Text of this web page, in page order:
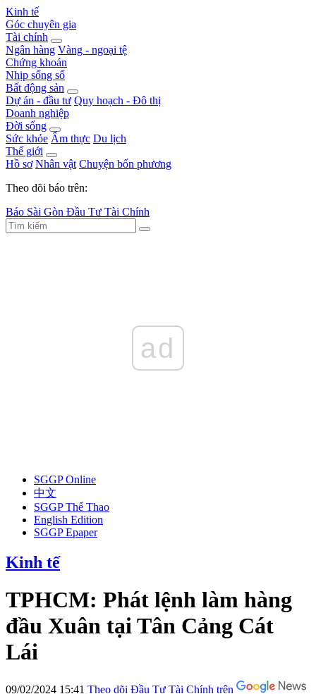
Kinh tế
Góc chuyên gia
Tài chính
Ngân hàng Vàng - ngoại tệ
Chứng khoán
Nhịp sống số
Bất động sản
Dự án - đầu tư Quy hoạch - Đô thị
Doanh nghiệp
Đời sống
Sức khỏe Ẩm thực Du lịch
Thế giới
Hồ sơ Nhân vật Chuyện bốn phương
Theo dõi báo trên:
Báo Sài Gòn Đầu Tư Tài Chính
ad
SGGP Online
中文
SGGP Thể Thao
English Edition
SGGP Epaper
Kinh tế
TPHCM: Phát lệnh làm hàng
đầu Xuân tại Tân Cảng Cát
Lái
09/02/2024 15:41 Theo dõi Đầu Tư Tài Chính trên